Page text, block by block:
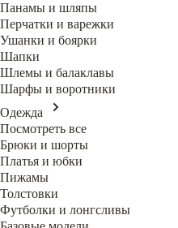
Панамы и шляпы
Перчатки и варежки
Ушанки и боярки
Шапки
Шлемы и балаклавы
Шарфы и воротники
Одежда
Посмотреть все
Брюки и шорты
Платья и юбки
Пижамы
Толстовки
Футболки и лонгсливы